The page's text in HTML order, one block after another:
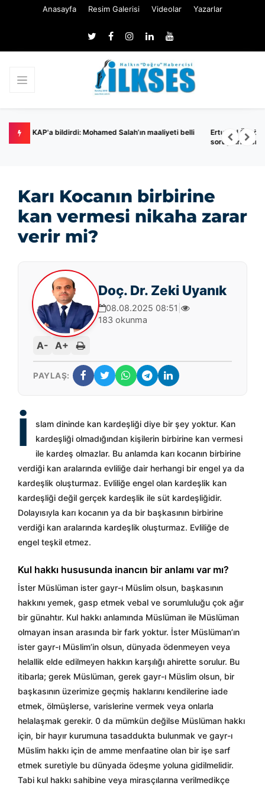
Anasayfa Resim Galerisi Videolar Yazarlar
belli
Ertuğrul Özkök hakkında 'Cumhurbaşkanı'na hakaret'
Karı Kocanın birbirine
kan vermesi nikaha zarar
verir mi?
Doç. Dr. Zeki Uyanık
08.08.2025 08:51
183 okunma
A- A+
PAYLAŞ:
İ
slam dininde kan kardeşliği diye bir şey yoktur. Kan
kardeşliği olmadığından kişilerin birbirine kan vermesi
ile kardeş olmazlar. Bu anlamda karı kocanın birbirine
verdiği kan aralarında evliliğe dair herhangi bir engel ya da
kardeşlik oluşturmaz. Evliliğe engel olan kardeşlik kan
kardeşliği değil gerçek kardeşlik ile süt kardeşliğidir.
Dolayısıyla karı kocanın ya da bir başkasının birbirine
verdiği kan aralarında kardeşlik oluşturmaz. Evliliğe de
engel teşkil etmez.
Kul hakkı hususunda inancın bir anlamı var mı?
İster Müslüman ister gayr-ı Müslim olsun, başkasının
hakkını yemek, gasp etmek vebal ve sorumluluğu çok ağır
bir günahtır. Kul hakkı anlamında Müslüman ile Müslüman
olmayan insan arasında bir fark yoktur. İster Müslüman’ın
ister gayr-ı Müslim’in olsun, dünyada ödenmeyen veya
helallik elde edilmeyen hakkın karşılığı ahirette sorulur. Bu
itibarla; gerek Müslüman, gerek gayr-ı Müslim olsun, bir
başkasının üzerimize geçmiş haklarını kendilerine iade
etmek, ölmüşlerse, varislerine vermek veya onlarla
helalaşmak gerekir. 0 da mümkün değilse Müslüman hakkı
için, bir hayır kurumuna tasaddukta bulunmak ve gayr-ı
Müslim hakkı için de amme menfaatine olan bir işe sarf
etmek suretiyle bu dünyada ödeşme yoluna gidilmelidir.
Tabi kul hakkı sahibine veya mirasçılarına verilmedikçe